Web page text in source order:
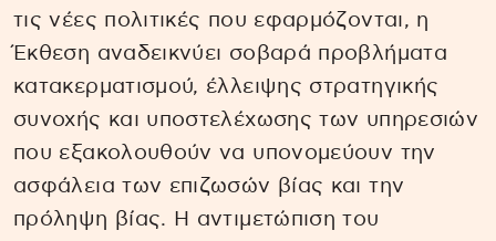
τις νέες πολιτικές που εφαρμόζονται, η
Έκθεση αναδεικνύει σοβαρά προβλήματα
κατακερματισμού, έλλειψης στρατηγικής
συνοχής και υποστελέχωσης των υπηρεσιών
που εξακολουθούν να υπονομεύουν την
ασφάλεια των επιζωσών βίας και την
πρόληψη βίας. Η αντιμετώπιση του